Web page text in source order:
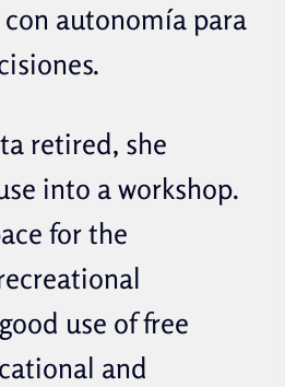
con autonomía para
retired, she
into a workshop.
for the
use of free
and